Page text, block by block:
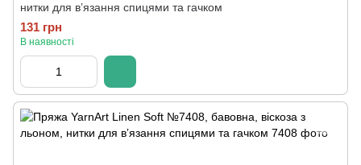
нитки для вʼязання спицями та гачком
131 грн
В наявності